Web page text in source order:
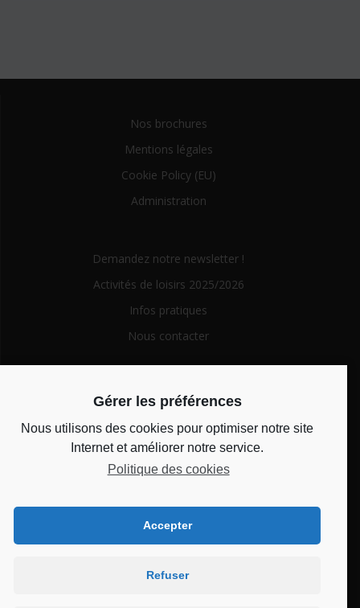
Nos brochures
Mentions légales
Cookie Policy (EU)
Administration
Demandez notre newsletter !
Activités de loisirs 2025/2026
Infos pratiques
Nous contacter
for:
Horaires d’ouverture
Du lundi au vendredi de 14h à 18h et le mercredi de 10h à
Bienvenue au CSC
Gérer les préférences
Nous utilisons des cookies pour optimiser notre site
Internet et améliorer notre service.
Politique des cookies
Accepter
Refuser